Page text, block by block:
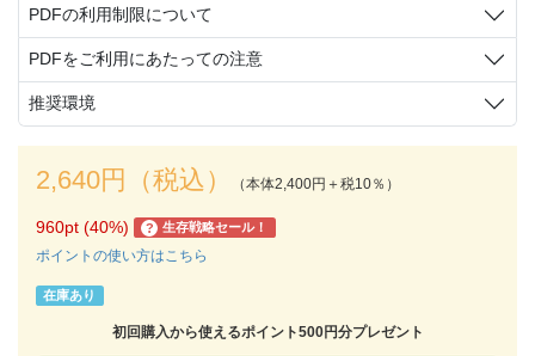
PDFの利用制限について
PDFをご利用にあたっての注意
推奨環境
2,640円（税込） （本体2,400円＋税10％）
960pt (40%) ? 生存戦略セール！
ポイントの使い方はこちら
在庫あり
初回購入から使えるポイント500円分プレゼント